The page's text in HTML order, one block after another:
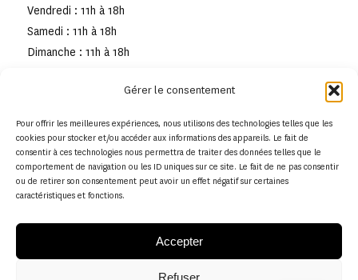
Gérer le consentement
Pour offrir les meilleures expériences, nous utilisons des technologies telles que les
cookies pour stocker et/ou accéder aux informations des appareils. Le fait de
consentir à ces technologies nous permettra de traiter des données telles que le
comportement de navigation ou les ID uniques sur ce site. Le fait de ne pas consentir
ou de retirer son consentement peut avoir un effet négatif sur certaines
caractéristiques et fonctions.
Accepter
Refuser
Vendredi : 11h à 18h
Samedi : 11h à 18h
Dimanche : 11h à 18h